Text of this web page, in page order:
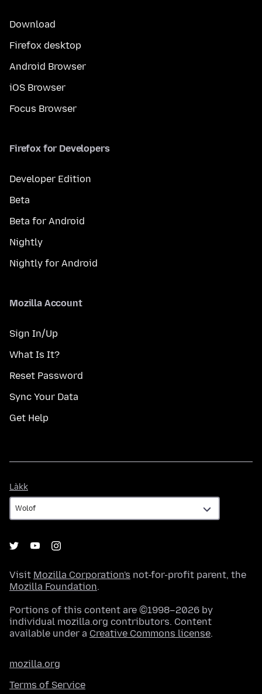
Download
Firefox desktop
Android Browser
iOS Browser
Focus Browser
Firefox for Developers
Developer Edition
Beta
Beta for Android
Nightly
Nightly for Android
Mozilla Account
Sign In/Up
What Is It?
Reset Password
Sync Your Data
Get Help
Làkk
Visit Mozilla Corporation's not-for-profit parent, the
Mozilla Foundation.
Portions of this content are ©1998–2026 by
individual mozilla.org contributors. Content
available under a Creative Commons license.
mozilla.org
Terms of Service